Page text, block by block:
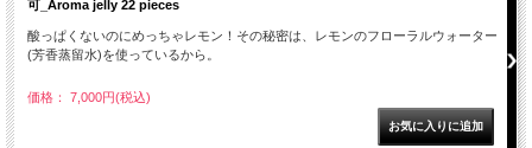
可_Aroma jelly 22 pieces
酸っぱくないのにめっちゃレモン！その秘密は、レモンのフローラルウォーター
(芳香蒸留水)を使っているから。
価格： 7,000円(税込)